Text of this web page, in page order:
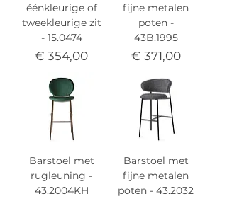
éénkleurige of
tweekleurige zit
- 15.0474
Prijs
€ 354,00
fijne metalen
poten -
43B.1995
Prijs
€ 371,00
Barstoel met
rugleuning -
43.2004KH
Barstoel met
fijne metalen
poten - 43.2032